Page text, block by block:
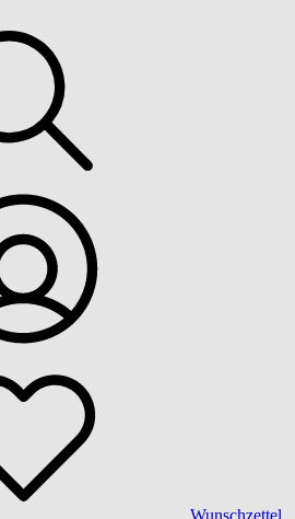
Wunschzettel